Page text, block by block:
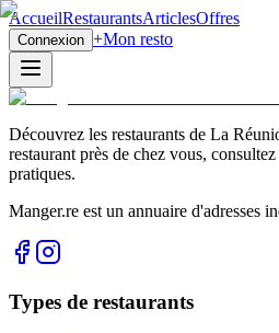
AccueilRestaurantsArticlesOffres
Connexion +Mon resto
Découvrez les restaurants de La
restaurant près de chez vous,
pratiques.
Manger.re est un annuaire d'adresses
Types de restaurants